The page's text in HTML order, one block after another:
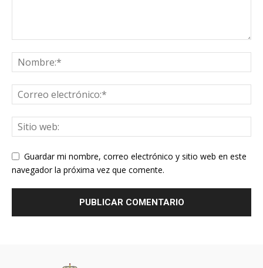
Guardar mi nombre, correo electrónico y sitio web en este
navegador la próxima vez que comente.